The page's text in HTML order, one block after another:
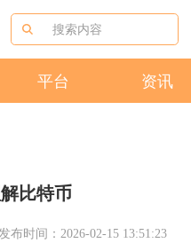
平台 资讯
比特币
发布时间：2026-02-15 13:51:23